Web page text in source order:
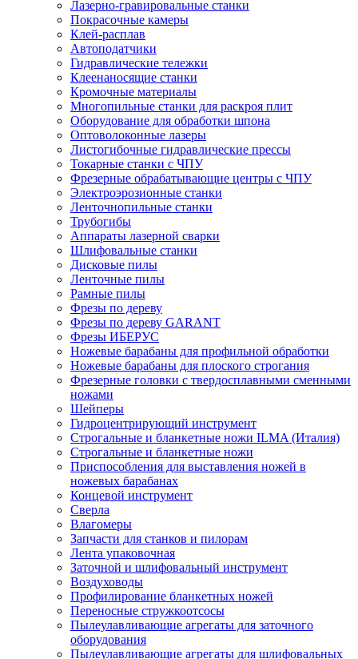
Лазерно-гравировальные станки
Покрасочные камеры
Клей-расплав
Автоподатчики
Гидравлические тележки
Клеенаносящие станки
Кромочные материалы
Многопильные станки для раскроя плит
Оборудование для обработки шпона
Оптоволоконные лазеры
Листогибочные гидравлические прессы
Токарные станки с ЧПУ
Фрезерные обрабатывающие центры с ЧПУ
Электроэрозионные станки
Ленточнопильные станки
Трубогибы
Аппараты лазерной сварки
Шлифовальные станки
Дисковые пилы
Ленточные пилы
Рамные пилы
Фрезы по дереву
Фрезы по дереву GARANT
Фрезы ИБЕРУС
Ножевые барабаны для профильной обработки
Ножевые барабаны для плоского строгания
Фрезерные головки с твердосплавными сменными
ножами
Шейперы
Гидроцентрирующий инструмент
Строгальные и бланкетные ножи ILMA (Италия)
Cтрогальные и бланкетные ножи
Приспособления для выставления ножей в
ножевых барабанах
Концевой инструмент
Сверла
Влагомеры
Запчасти для станков и пилорам
Лента упаковочная
Заточной и шлифовальный инструмент
Воздуховоды
Профилирование бланкетных ножей
Переносные стружкоотсосы
Пылеулавливающие агрегаты для заточного
оборудования
Пылеулавливающие агрегаты для шлифовальных